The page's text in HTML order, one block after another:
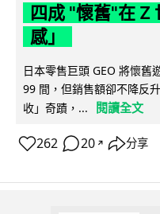
四成 "懷舊"在 Z
感」
日本零售巨頭 GEO 將懷舊
99 間，但銷售額卻不降反
收」奇蹟，...
閱讀全文
262 20 ↗ 分享